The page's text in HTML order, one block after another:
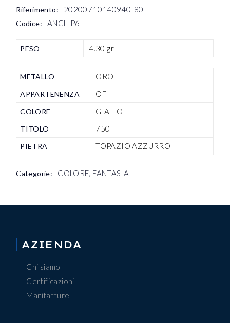
Riferimento: 20200710140940-80
Codice: ANCLIP6
PESO 4.30 gr
METALLO ORO
APPARTENENZA OF
COLORE GIALLO
TITOLO 750
PIETRA TOPAZIO AZZURRO
Categorie: COLORE, FANTASIA
AZIENDA
Chi siamo
Certificazioni
Manifatture